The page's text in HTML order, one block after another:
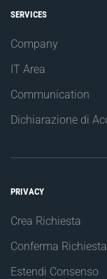
SERVICES
Company
IT Area
Communication
Dichiarazione di
PRIVACY
Crea Richiesta
Conferma Richiesta
Estendi Consenso